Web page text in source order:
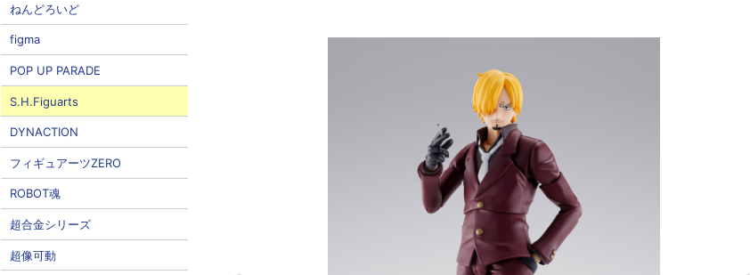
ねんどろいど
figma
POP UP PARADE
S.H.Figuarts
DYNACTION
フィギュアーツZERO
ROBOT魂
超合金シリーズ
超像可動